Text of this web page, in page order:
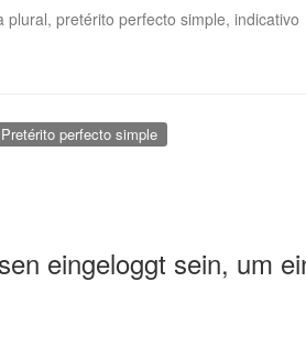
plural, pretérito perfecto simple, indicativo
Pretérito perfecto simple
eingeloggt sein, um